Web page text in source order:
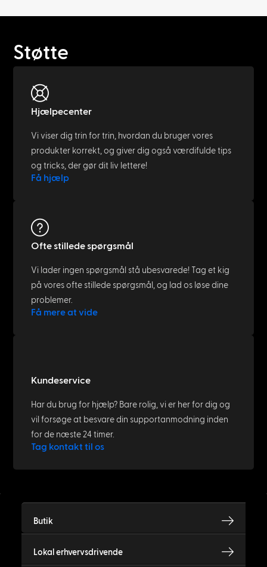
Støtte
Hjælpecenter
Vi viser dig trin for trin, hvordan du bruger vores
produkter korrekt, og giver dig også værdifulde tips
og tricks, der gør dit liv lettere!
Få hjælp
Ofte stillede spørgsmål
Vi lader ingen spørgsmål stå ubesvarede! Tag et kig
på vores ofte stillede spørgsmål, og lad os løse dine
problemer.
Få mere at vide
Kundeservice
Har du brug for hjælp? Bare rolig, vi er her for dig og
vil forsøge at besvare din supportanmodning inden
for de næste 24 timer.
Tag kontakt til os
Butik
Lokal erhvervsdrivende